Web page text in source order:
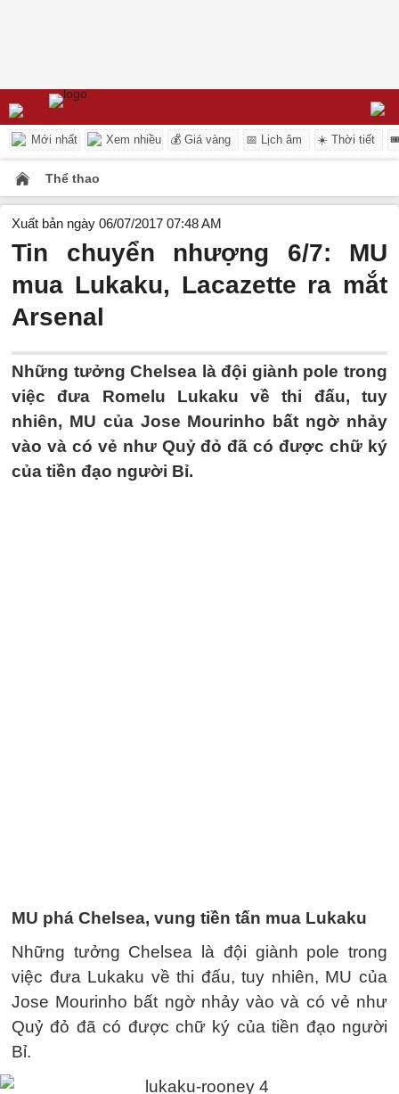
Mới nhất Xem nhiều 💰 Giá vàng 📅 Lịch âm ☀️ Thời tiết
Thể thao
Xuất bản ngày 06/07/2017 07:48 AM
Tin chuyển nhượng 6/7: MU
mua Lukaku, Lacazette ra mắt
Arsenal
Những tưởng Chelsea là đội giành pole trong
việc đưa Romelu Lukaku về thi đấu, tuy
nhiên, MU của Jose Mourinho bất ngờ nhảy
vào và có vẻ như Quỷ đỏ đã có được chữ ký
của tiền đạo người Bỉ.
MU phá Chelsea, vung tiền tấn mua Lukaku
Những tưởng Chelsea là đội giành pole trong
việc đưa Lukaku về thi đấu, tuy nhiên, MU của
Jose Mourinho bất ngờ nhảy vào và có vẻ như
Quỷ đỏ đã có được chữ ký của tiền đạo người
Bỉ.